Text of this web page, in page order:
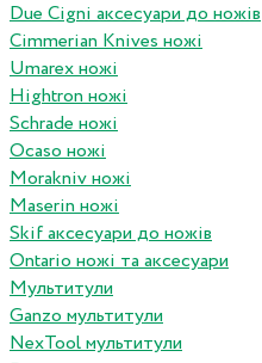
Due Cigni аксесуари до ножів
Cimmerian Knives ножі
Umarex ножі
Hightron ножі
Schrade ножі
Ocaso ножі
Morakniv ножі
Maserin ножі
Skif аксесуари до ножів
Ontario ножі та аксесуари
Мультитули
Ganzo мультитули
NexTool мультитули